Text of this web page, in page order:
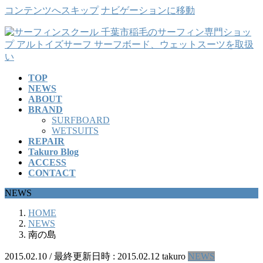
コンテンツへスキップ ナビゲーションに移動
TOP
NEWS
ABOUT
BRAND
SURFBOARD
WETSUITS
REPAIR
Takuro Blog
ACCESS
CONTACT
NEWS
HOME
NEWS
南の島
2015.02.10 / 最終更新日時 : 2015.02.12 takuro NEWS